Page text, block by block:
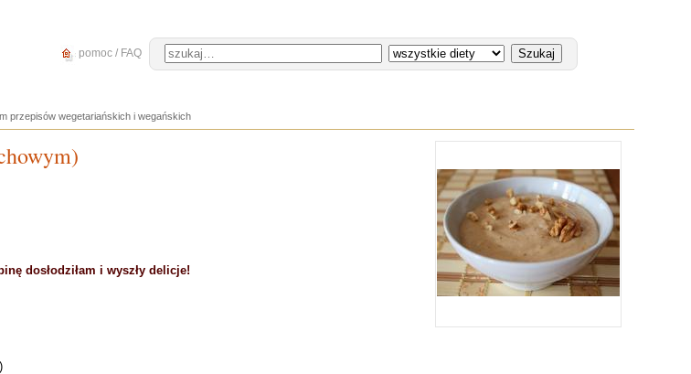
pomoc / FAQ
przepisów wegetariańskich i wegańskich
dosłodziłam i wyszły delicje!